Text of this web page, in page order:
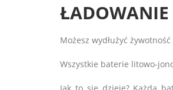
Możesz wydłużyć
Wszystkie baterie litowo-